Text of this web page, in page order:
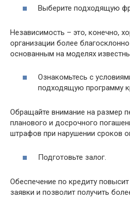
Выберите подходящую
Независимость – это, конечно,
организации более
основанным на моделях
Ознакомьтесь с
подходящую программу
Обращайте внимание на размер
планового и досрочного
штрафов при нарушении сроков
Подготовьте залог.
Обеспечение по кредиту
заявки и позволит получить